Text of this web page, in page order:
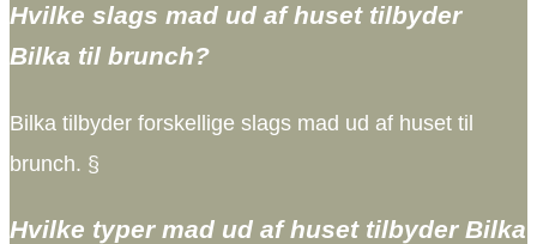
Hvilke slags mad ud af huset tilbyder
Bilka til brunch?
Bilka tilbyder forskellige slags mad ud af huset til
brunch. §
Hvilke typer mad ud af huset tilbyder Bilka